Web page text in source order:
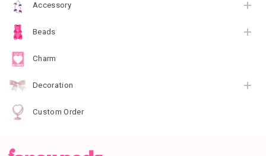
Accessory
Beads
Charm
Decoration
Custom Order